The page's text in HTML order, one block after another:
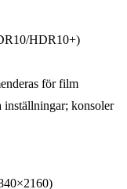
HDR10+)
för film
konsoler